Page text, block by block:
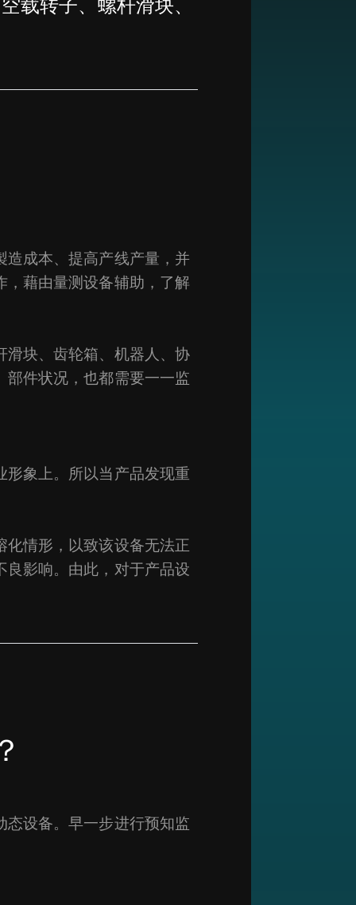
载转子、螺杆滑块、
造成本、提高产线产量，并
，藉由量测设备辅助，了解
滑块、齿轮箱、机器人、协
件状况，也都需要一一监
象上。所以当产品发现重
情形，以致该设备无法正
影响。由此，对于产品设
设备。早一步进行预知监